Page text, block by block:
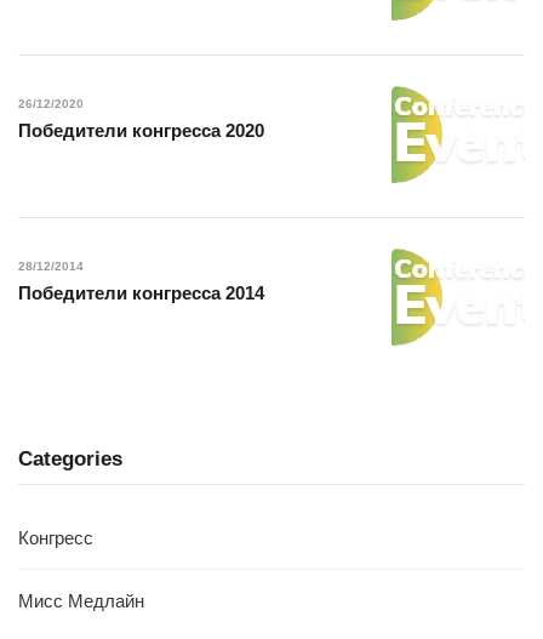
26/12/2020
Победители конгресса 2020
28/12/2014
Победители конгресса 2014
Categories
Конгресс
Мисс Медлайн